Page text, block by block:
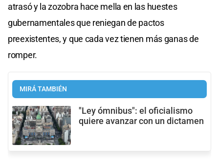
atrasó y la zozobra hace mella en las huestes
gubernamentales que reniegan de pactos
preexistentes, y que cada vez tienen más ganas de
romper.
MIRÁ TAMBIÉN
"Ley ómnibus": el oficialismo
quiere avanzar con un dictamen